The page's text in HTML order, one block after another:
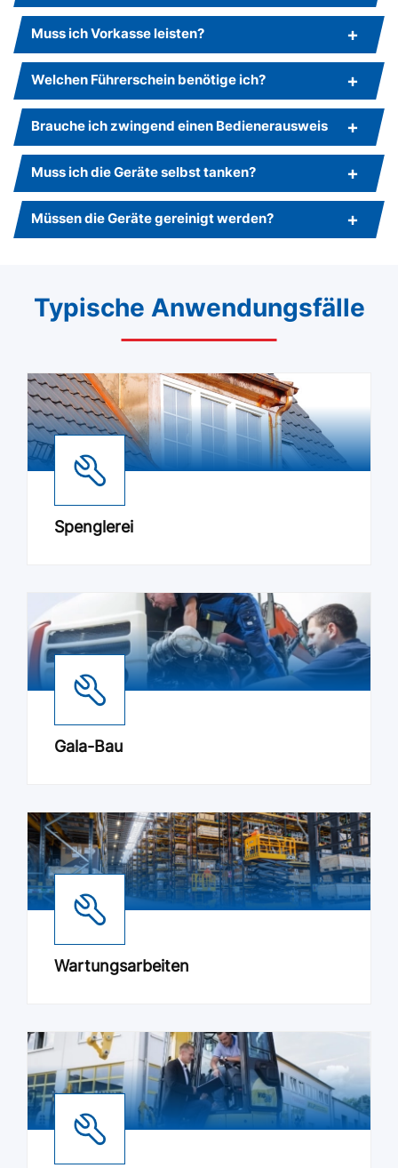
Muss ich Vorkasse leisten?
Welchen Führerschein benötige ich?
Brauche ich zwingend einen Bedienerausweis
Muss ich die Geräte selbst tanken?
Müssen die Geräte gereinigt werden?
Typische Anwendungsfälle
Spenglerei
Gala-Bau
Wartungsarbeiten